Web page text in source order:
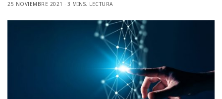
25 NOVIEMBRE 2021
3 MINS. LECTURA